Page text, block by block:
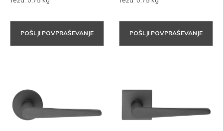
POŠLJI POVPRAŠEVANJE POŠLJI POVPRAŠEVANJE